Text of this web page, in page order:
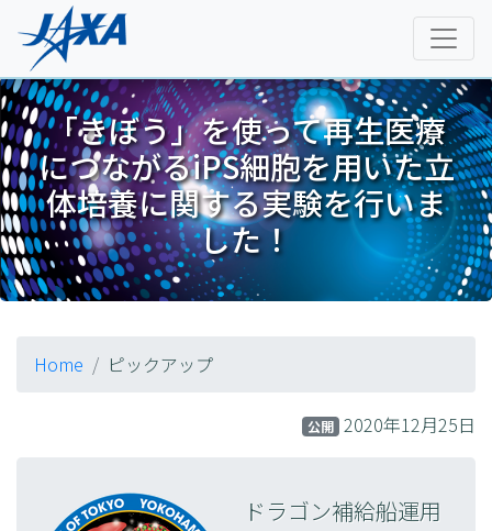
「きぼう」を使って再生医療
につながるiPS細胞を用いた立
体培養に関する実験を行いま
した！
Home ピックアップ
公開 2020年12月25日
ドラゴン補給船運用